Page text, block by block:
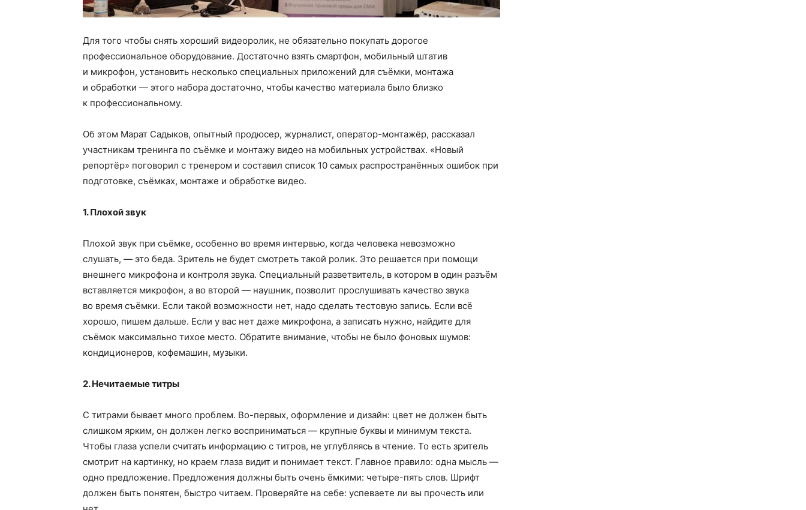
Для того чтобы снять хороший видеоролик, не обязательно покупать дорогое
профессиональное оборудование. Достаточно взять смартфон, мобильный штатив
и микрофон, установить несколько специальных приложений для съёмки, монтажа
и обработки — этого набора достаточно, чтобы качество материала было близко
к профессиональному.
Об этом Марат Садыков, опытный продюсер, журналист, оператор-монтажёр, рассказал
участникам тренинга по съёмке и монтажу видео на мобильных устройствах. «Новый
репортёр» поговорил с тренером и составил список 10 самых распространённых ошибок при
подготовке, съёмках, монтаже и обработке видео.
1. Плохой звук
Плохой звук при съёмке, особенно во время интервью, когда человека невозможно
слушать, — это беда. Зритель не будет смотреть такой ролик. Это решается при помощи
внешнего микрофона и контроля звука. Специальный разветвитель, в котором в один разъём
вставляется микрофон, а во второй — наушник, позволит прослушивать качество звука
во время съёмки. Если такой возможности нет, надо сделать тестовую запись. Если всё
хорошо, пишем дальше. Если у вас нет даже микрофона, а записать нужно, найдите для
съёмок максимально тихое место. Обратите внимание, чтобы не было фоновых шумов:
кондиционеров, кофемашин, музыки.
2. Нечитаемые титры
С титрами бывает много проблем. Во-первых, оформление и дизайн: цвет не должен быть
слишком ярким, он должен легко восприниматься — крупные буквы и минимум текста.
Чтобы глаза успели считать информацию с титров, не углубляясь в чтение. То есть зритель
смотрит на картинку, но краем глаза видит и понимает текст. Главное правило: одна мысль —
одно предложение. Предложения должны быть очень ёмкими: четыре-пять слов. Шрифт
должен быть понятен, быстро читаем. Проверяйте на себе: успеваете ли вы прочесть или